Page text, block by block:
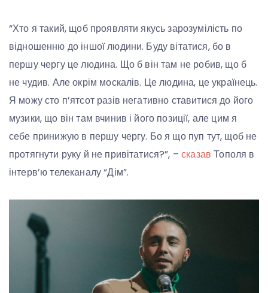
“Хто я такий, щоб проявляти якусь зарозумілість по
відношенню до іншої людини. Буду вітатися, бо в
першу чергу це людина. Що б він там не робив, що б
не чудив. Але окрім москалів. Це людина, це українець.
Я можу сто п’ятсот разів негативно ставитися до його
музики, що він там вчинив і його позиції, але цим я
себе принижую в першу чергу. Бо я що пуп тут, щоб не
протягнути руку й не привітатися?”, –сказав Тополя в
інтерв’ю телеканалу “Дім”.